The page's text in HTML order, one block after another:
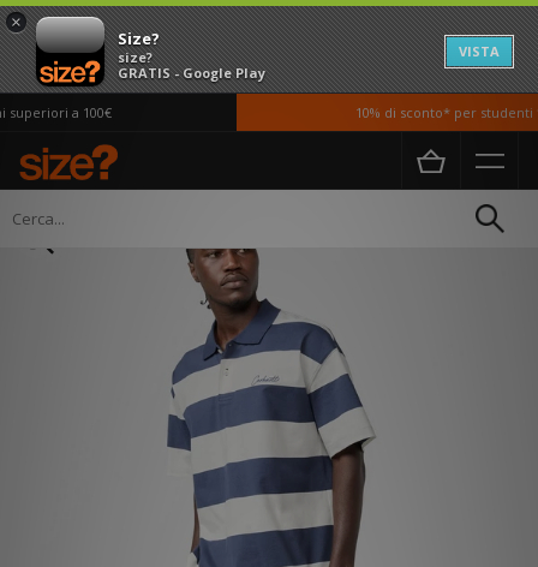
×
Size?
size?
GRATIS - Google Play
VISTA
a 100€ 10% di sconto* per studenti
Home Uomo